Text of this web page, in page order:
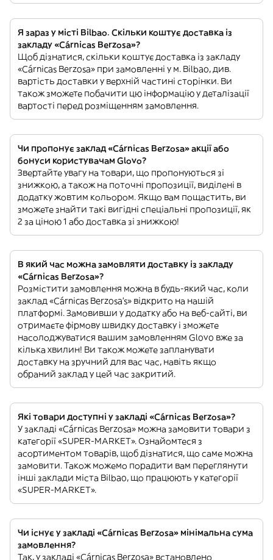
Я зараз у місті Bilbao. Скільки коштує доставка із
закладу «Cárnicas Berzosa»?
Щоб дізнатися, скільки коштує доставка із закладу
«Cárnicas Berzosa» при замовленні у м. Bilbao, див.
вартість доставки у верхній частині сторінки. Ви
також зможете побачити цю інформацію у деталізації
вартості перед розміщенням замовлення.
Чи пропонує заклад «Cárnicas Berzosa» акції або
бонуси користувачам Glovo?
Звертайте увагу на товари, що пропонуються зі
знижкою, а також на поточні пропозиції, виділені в
додатку жовтим кольором. Якщо вам пощастить, ви
зможете знайти такі вигідні спеціальні пропозиції, як
2 за ціною 1 або доставка зі знижкою!
В який час можна замовляти доставку із закладу
«Cárnicas Berzosa»?
Розмістити замовлення можна в будь-який час, коли
заклад «Cárnicas Berzosa’s» відкрито на нашій
платформі. Замовивши у додатку або на веб-сайті, ви
отримаєте фірмову швидку доставку і зможете
насолоджуватися вашим замовленням Glovo вже за
кілька хвилин! Ви також можете запланувати
доставку на зручний для вас час, навіть якщо
обраний заклад у цей час закритий.
Які товари доступні у закладі «Cárnicas Berzosa»?
У закладі «Cárnicas Berzosa» можна замовити товари з
категорії «SUPER-MARKET». Ознайомтеся з
асортиментом товарів, щоб дізнатися, що саме можна
замовити. Також можемо порадити вам переглянути
інші заклади міста Bilbao, що працюють у категорії
«SUPER-MARKET».
Чи існує у закладі «Cárnicas Berzosa» мінімальна сума
замовлення?
Так, у закладі «Cárnicas Berzosa» встановлено